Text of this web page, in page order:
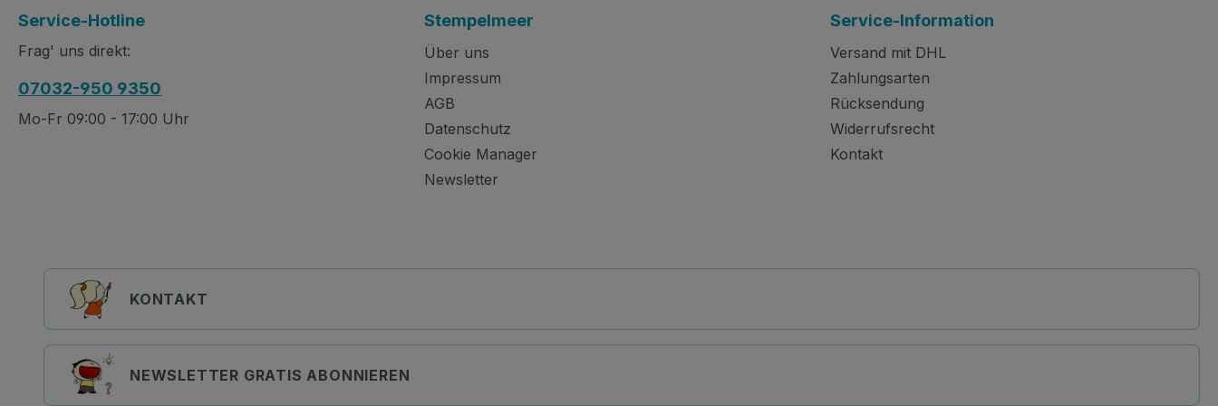
Service-Hotline
Frag' uns direkt:
07032-950 9350
Mo-Fr 09:00 - 17:00 Uhr
Stempelmeer
Über uns
Impressum
AGB
Datenschutz
Cookie Manager
Newsletter
Service-Information
Versand mit DHL
Zahlungsarten
Rücksendung
Widerrufsrecht
Kontakt
KONTAKT
NEWSLETTER GRATIS ABONNIEREN